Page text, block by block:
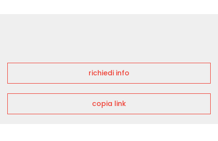
richiedi info
copia link